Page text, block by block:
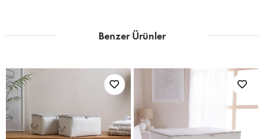
Benzer Ürünler